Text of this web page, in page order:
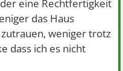
eine Rechtfertigkeit
das Haus
weniger trotz
dass ich es nicht